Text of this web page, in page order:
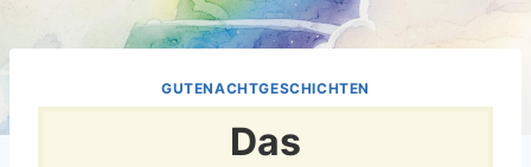
GUTENACHTGESCHICHTEN
Das